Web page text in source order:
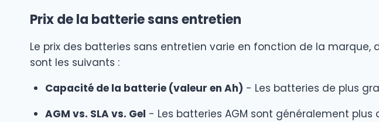
Prix de la batterie sans entretien
Le prix des batteries sans entretien varie en fonction de la
sont les suivants :
Capacité de la batterie (valeur en Ah) - Les batteries de plus
AGM vs. SLA vs. Gel - Les batteries AGM sont généralement plus